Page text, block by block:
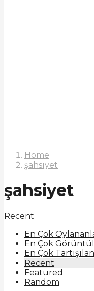
Home
şahsiyet
şahsiyet
Recent
En Çok
En Çok
En Çok Tartışılan
Recent
Featured
Random